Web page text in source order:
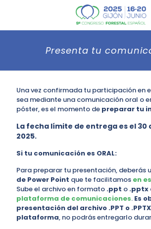
Presenta tu
Una vez confirmada tu participación en
sea mediante una comunicación oral o
póster, es el momento de preparar tu
La fecha límite de entrega es el 30
2025.
Si tu comunicación es ORAL:
Para preparar tu presentación, deberás
de Power Point que te facilitamos en
Sube el archivo en formato .ppt o .pptx
plataforma de comunicaciones. Es
presentación del archivo .PPT o
plataforma, no podrás entregarlo